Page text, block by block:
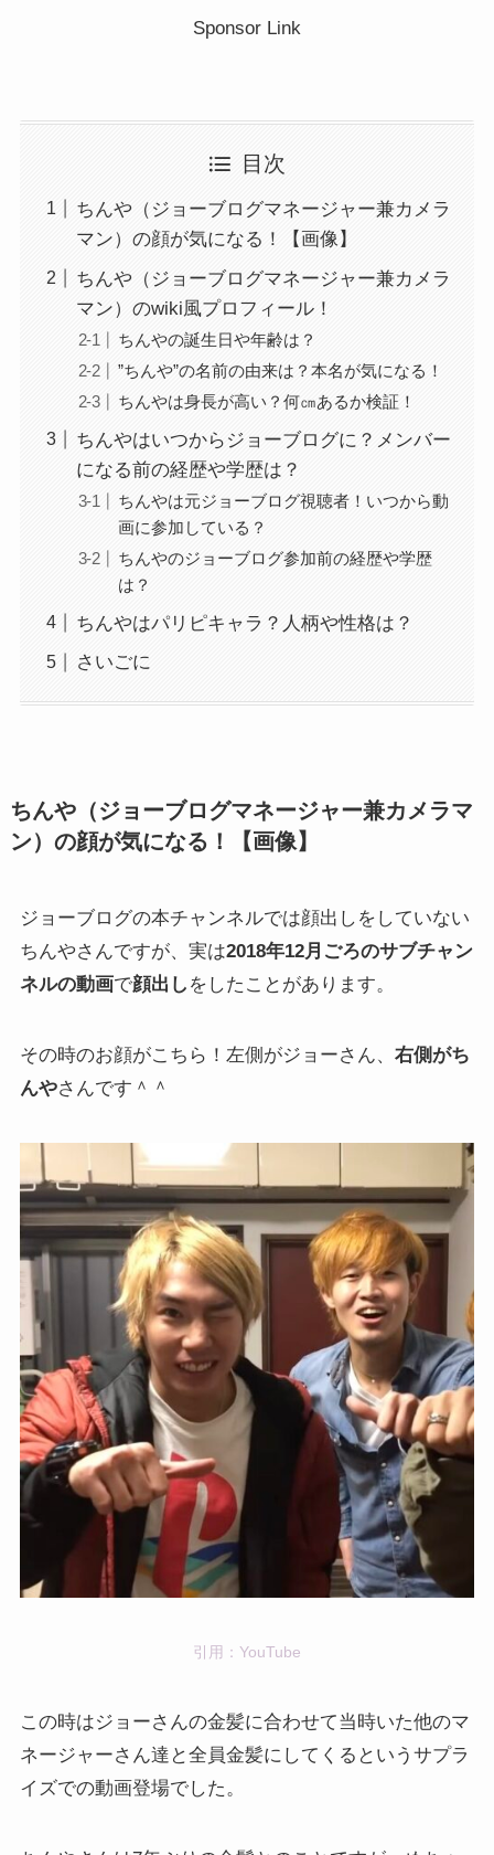
Sponsor Link
目次
ちんや（ジョーブログマネージャー兼カメラ
マン）の顔が気になる！【画像】
ちんや（ジョーブログマネージャー兼カメラ
マン）のwiki風プロフィール！
ちんやの誕生日や年齢は？
”ちんや”の名前の由来は？本名が気になる！
ちんやは身長が高い？何㎝あるか検証！
ちんやはいつからジョーブログに？メンバー
になる前の経歴や学歴は？
ちんやは元ジョーブログ視聴者！いつから動
画に参加している？
ちんやのジョーブログ参加前の経歴や学歴
は？
ちんやはパリピキャラ？人柄や性格は？
さいごに
ちんや（ジョーブログマネージャー兼カメラマ
ン）の顔が気になる！【画像】
ジョーブログの本チャンネルでは顔出しをしていない
ちんやさんですが、実は2018年12月ごろのサブチャン
ネルの動画で顔出し をしたことがあります。
その時のお顔がこちら！左側がジョーさん、 右側がち
んやさんです＾＾
引用：YouTube
この時はジョーさんの金髪に合わせて当時いた他のマ
ネージャーさん達と全員金髪にしてくるというサプラ
イズでの動画登場でした。